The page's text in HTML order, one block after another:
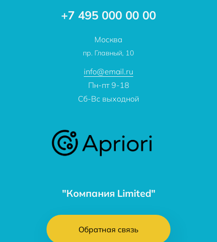
"Компания Limited"
Обратная связь
+7 495 000 00 00
Москва
пр. Главный, 10
info@email.ru
Пн-пт 9-18
Сб-Вс выходной